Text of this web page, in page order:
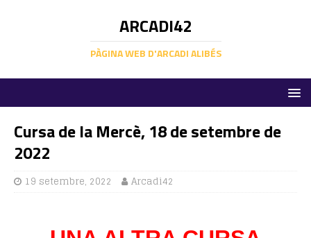
ARCADI42
PÀGINA WEB D'ARCADI ALIBÉS
Cursa de la Mercè, 18 de setembre de
2022
19 setembre, 2022 Arcadi42